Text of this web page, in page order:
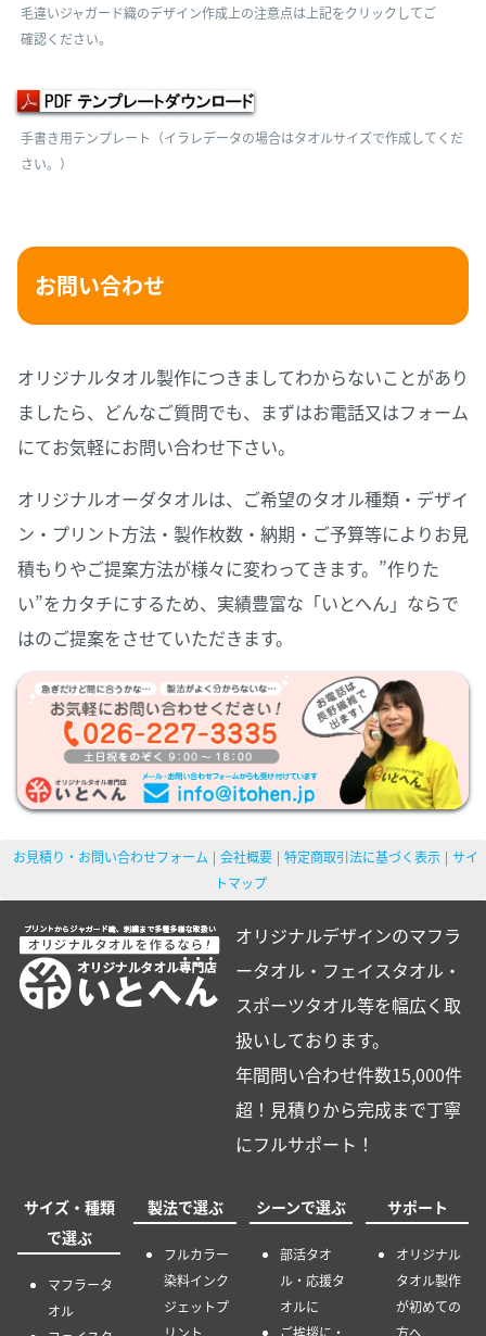
毛違いジャガード織のデザイン作成上の注意点は上記をクリックしてご
確認ください。
手書き用テンプレート（イラレデータの場合はタオルサイズで作成してくだ
さい。）
お問い合わせ
オリジナルタオル製作につきましてわからないことがあり
ましたら、どんなご質問でも、まずはお電話又はフォーム
にてお気軽にお問い合わせ下さい。
オリジナルオーダタオルは、ご希望のタオル種類・デザイ
ン・プリント方法・製作枚数・納期・ご予算等によりお見
積もりやご提案方法が様々に変わってきます。”作りた
い”をカタチにするため、実績豊富な「いとへん」ならで
はのご提案をさせていただきます。
お見積り・お問い合わせフォーム 会社概要 特定商取引法に基づく表示
サイ
トマップ
オリジナルデザインのマフラ
ータオル・フェイスタオル・
スポーツタオル等を幅広く取
扱いしております。
年間問い合わせ件数15,000件
超！見積りから完成まで丁寧
にフルサポート！
サイズ・種類
で選ぶ
マフラータ
オル
製法で選ぶ
フルカラー
染料インク
ジェットプ
シーンで選ぶ
部活タオ
ル・応援タ
オルに
サポート
オリジナル
タオル製作
が初めての